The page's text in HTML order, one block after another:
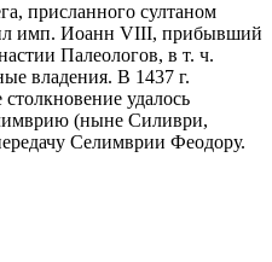
присланного султаном
имп. Иоанн VIII, прибывший
Палеологов, в т. ч.
владения. В 1437 г.
удалось
(ныне Силиври,
Селимврии Феодору.